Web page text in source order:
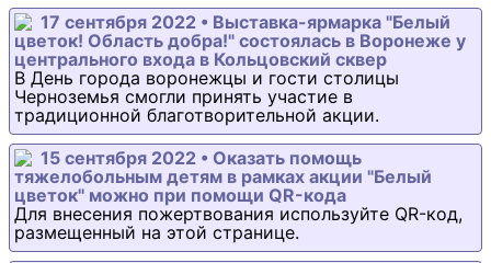
17 сентября 2022 • Выставка-ярмарка "Белый
цветок! Область добра!" состоялась в Воронеже у
центрального входа в Кольцовский сквер
В День города воронежцы и гости столицы
Черноземья смогли принять участие в
традиционной благотворительной акции.
15 сентября 2022 • Оказать помощь
тяжелобольным детям в рамках акции "Белый
цветок" можно при помощи QR-кода
Для внесения пожертвования используйте QR-код,
размещенный на этой странице.